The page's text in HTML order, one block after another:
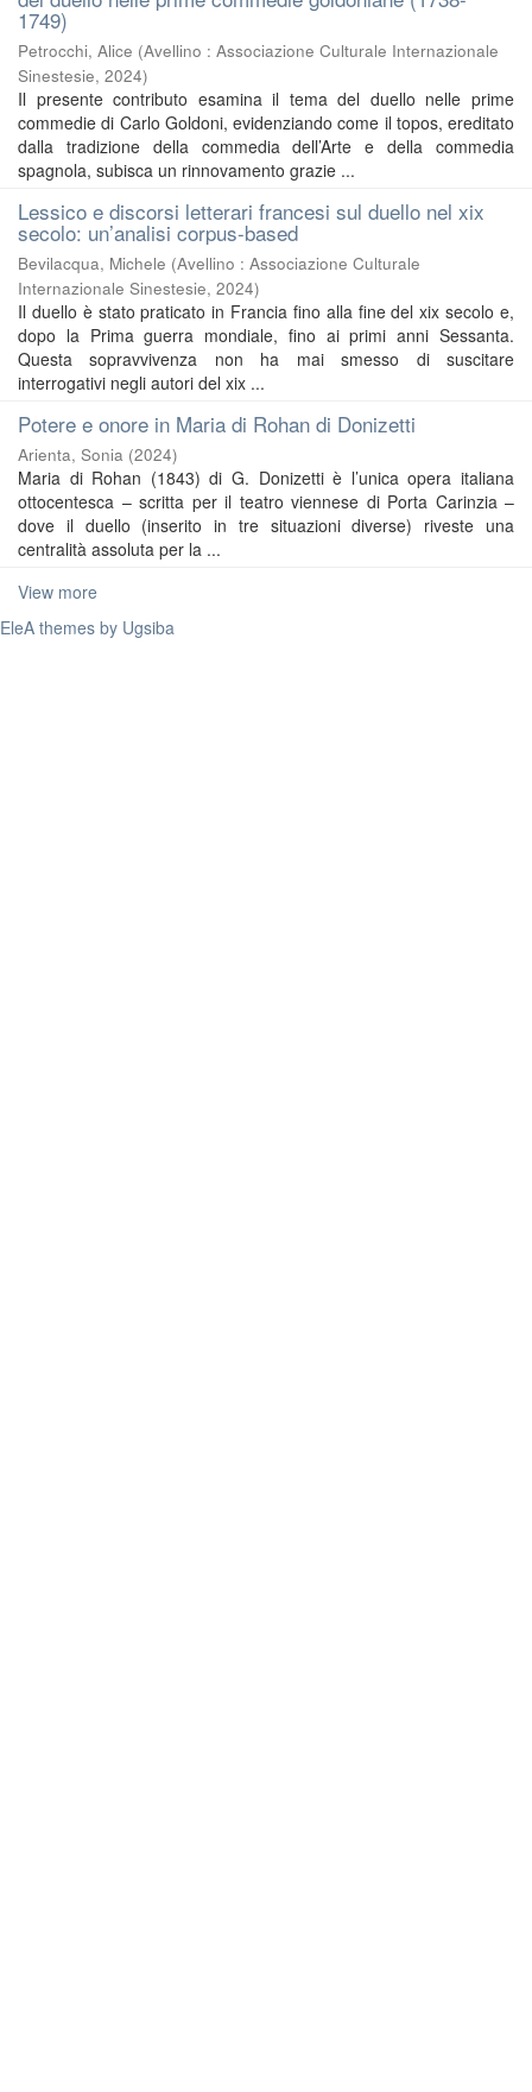
1749)
Petrocchi, Alice (Avellino : Associazione Culturale Internazionale
Sinestesie, 2024)
Il presente contributo esamina il tema del duello nelle prime
commedie di Carlo Goldoni, evidenziando come il topos, ereditato
dalla tradizione della commedia dell’Arte e della commedia
spagnola, subisca un rinnovamento grazie ...
Lessico e discorsi letterari francesi sul duello nel xix
secolo: un’analisi corpus-based
Bevilacqua, Michele (Avellino : Associazione Culturale
Internazionale Sinestesie, 2024)
Il duello è stato praticato in Francia fino alla fine del xix secolo e,
dopo la Prima guerra mondiale, fino ai primi anni Sessanta.
Questa sopravvivenza non ha mai smesso di suscitare
interrogativi negli autori del xix ...
Potere e onore in Maria di Rohan di Donizetti
Arienta, Sonia (2024)
Maria di Rohan (1843) di G. Donizetti è l’unica opera italiana
ottocentesca – scritta per il teatro viennese di Porta Carinzia –
dove il duello (inserito in tre situazioni diverse) riveste una
centralità assoluta per la ...
View more
EleA themes by Ugsiba